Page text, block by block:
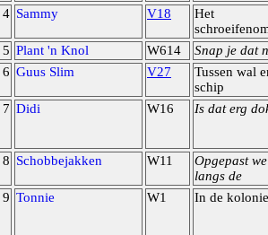
4 Sammy V18
Het
5 Plant 'n Knol W614
Snap je dat
6 Guus Slim V27
Tussen wal
schip
7 Didi W16 Is dat erg
8 Schobbejakken W11
Opgepast
langs de
9 Tonnie W1 In de kolonie